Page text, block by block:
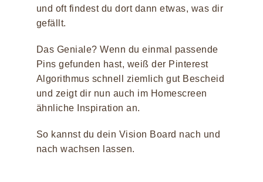
und oft findest du dort dann etwas, was dir
gefällt.
Das Geniale? Wenn du einmal passende
Pins gefunden hast, weiß der Pinterest
Algorithmus schnell ziemlich gut Bescheid
und zeigt dir nun auch im Homescreen
ähnliche Inspiration an.
So kannst du dein Vision Board nach und
nach wachsen lassen.